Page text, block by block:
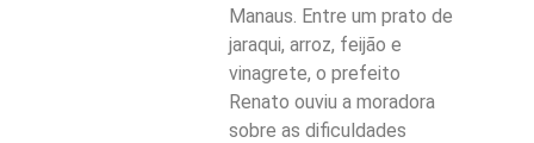
Manaus. Entre um prato de
jaraqui, arroz, feijão e
vinagrete, o prefeito
Renato ouviu a moradora
sobre as dificuldades